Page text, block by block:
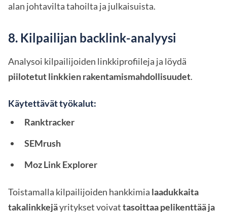
alan johtavilta tahoilta ja julkaisuista.
8. Kilpailijan backlink-analyysi
Analysoi kilpailijoiden linkkiprofiileja ja löydä
piilotetut linkkien rakentamismahdollisuudet.
Käytettävät työkalut:
Ranktracker
SEMrush
Moz Link Explorer
Toistamalla kilpailijoiden hankkimia laadukkaita
takalinkkejäyritykset voivattasoittaa pelikenttää ja